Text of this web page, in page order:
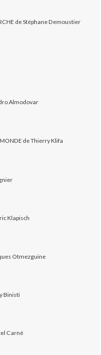
de Stéphane Demoustier
Almodovar
MONDE de Thierry Klifa
Klapisch
Otmezguine
Binisti
Carné